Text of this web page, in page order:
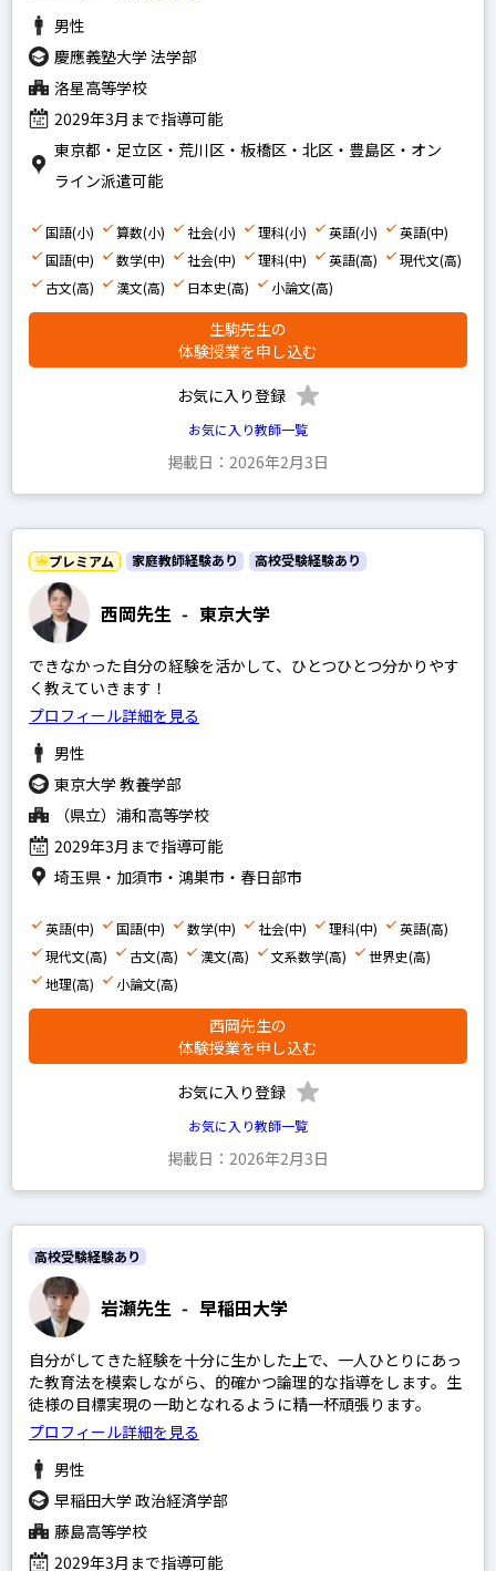
世界史
日本史
地理
政経
倫理
小論文
家庭教師経験あり
塾講師経験あり
文系
理系
その他
写真なし
男性
慶應義塾大学 法学部
洛星高等学校
2029年3月まで指導可能
東京都・足立区・荒川区・板橋区・北区・豊島区・オン
ライン派遣可能
国語(小) 算数(小) 社会(小) 理科(小) 英語(小)
英語(中)
国語(中)
数学(中) 社会(中) 理科(中) 英語(高)
現代文(高)
古文(高)
漢文(高) 日本史(高) 小論文(高)
生駒先生の
体験授業を申し込む
お気に入り登録
お気に入り教師一覧
掲載日：2026年2月3日
西岡先生 - 東京大学
プレミアム 家庭教師経験あり 高校受験経験あり
できなかった自分の経験を活かして、ひとつひとつ分かりやす
く教えていきます！
プロフィール詳細を見る
男性
東京大学 教養学部
（県立）浦和高等学校
2029年3月まで指導可能
埼玉県・加須市・鴻巣市・春日部市
英語(中) 国語(中) 数学(中) 社会(中) 理科(中)
英語(高)
現代文(高)
古文(高) 漢文(高) 文系数学(高)
世界史(高)
地理(高)
小論文(高)
西岡先生の
体験授業を申し込む
お気に入り登録
お気に入り教師一覧
掲載日：2026年2月3日
岩瀬先生 - 早稲田大学
高校受験経験あり
自分がしてきた経験を十分に生かした上で、一人ひとりにあっ
た教育法を模索しながら、的確かつ論理的な指導をします。生
徒様の目標実現の一助となれるように精一杯頑張ります。
プロフィール詳細を見る
男性
早稲田大学 政治経済学部
藤島高等学校
2029年3月まで指導可能